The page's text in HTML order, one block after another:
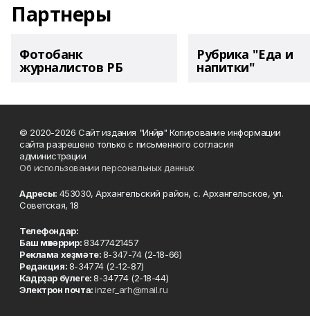
Партнеры
Фотобанк
журналистов РБ
Рубрика "Еда и
напитки"
© 2020-2026 Сайт издания "Инйәр" Копирование информации
сайта разрешено только с письменного согласия
администрации
Об использовании персональных данных
Адресы: 453030, Архангельский район, с. Архангельское, ул.
Советская, 18
Телефондар:
Баш мөхәррир:83477421457
Реклама хеҙмәте:8-347-74 (2-18-66)
Редакция:8-34774 (2-12-87)
Кадрҙар бүлеге:8-34774 (2-18-44)
Электрон почта:inzer_arh@mail.ru